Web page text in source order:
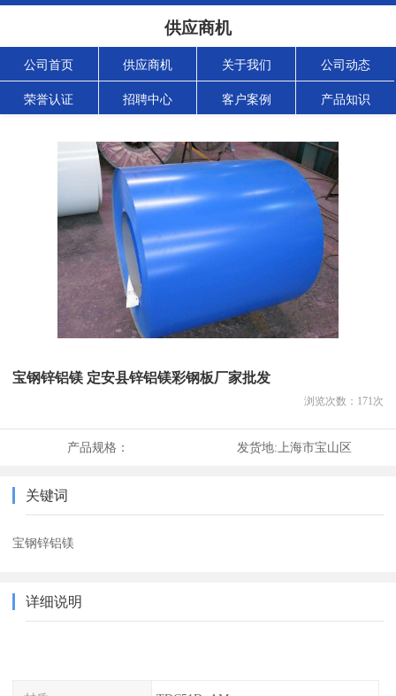
供应商机
公司首页 供应商机 关于我们 公司动态
荣誉认证 招聘中心 客户案例 产品知识
宝钢锌铝镁 定安县锌铝镁彩钢板厂家批发
浏览次数： 171次
产品规格： 发货地: 上海市宝山区
关键词
宝钢锌铝镁
详细说明